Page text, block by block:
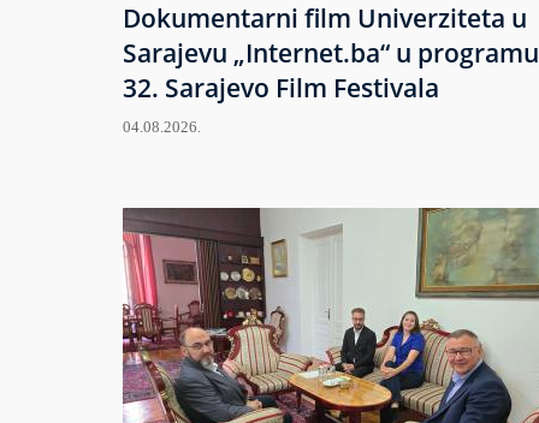
Dokumentarni film Univerziteta u
Sarajevu „Internet.ba“ u programu
32. Sarajevo Film Festivala
04.08.2026.